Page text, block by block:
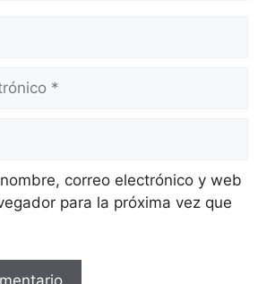
correo electrónico y web
para la próxima vez que